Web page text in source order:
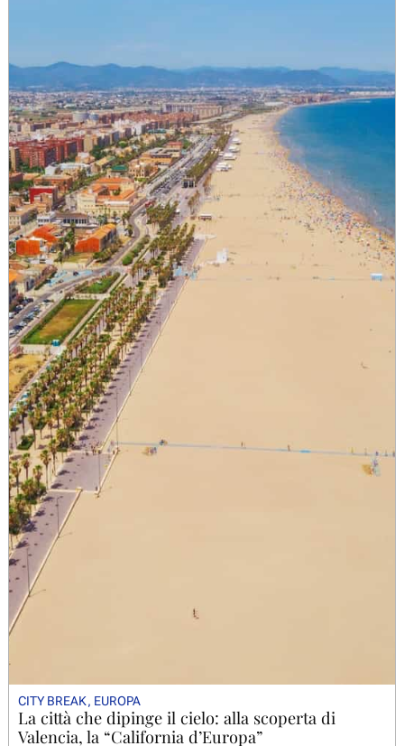
CITY BREAK, EUROPA
La città che dipinge il cielo: alla scoperta di
Valencia, la “California d’Europa”